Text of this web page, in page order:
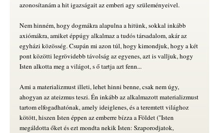
azonosítanám a hit igazságait az emberi agy szüleményeivel.
Nem hinném, hogy dogmákra alapulna a hitünk, sokkal inkább
axiómákra, amiket éppúgy alkalmaz a tudós társadalom, akár az
egyházi közösség. Csupán mi azon túl, hogy kimondjuk, hogy a két
pont közötti legrövidebb távolság az egyenes, azt is valljuk, hogy
Isten alkotta meg a világot, s ő tartja azt fenn...
Ami a materializmust illeti, lehet hinni benne, csak nem úgy,
ahogyan az ateizmus teszi. Én inkább az alkalmazott materializmust
tartom elfogadhatónak, amely ideiglenes, és a teremtett világhoz
kötött, hiszen Isten éppen az emberre bízza a Földet ("Isten
megáldotta őket és ezt mondta nekik Isten: Szaporodjatok,